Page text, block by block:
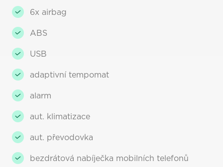
6x airbag
ABS
USB
adaptivní tempomat
alarm
aut. klimatizace
aut. převodovka
bezdrátová nabíječka mobilních telefonů